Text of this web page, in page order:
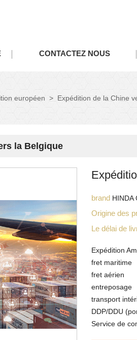
CONTACTEZ NOUS
européen > Expédition de la Chine
la Belgique
brand HINDA
Origine des
Le délai de
Expédition
fret maritime
fret aérien
entreposage
transport
DDP/DDU
Service de